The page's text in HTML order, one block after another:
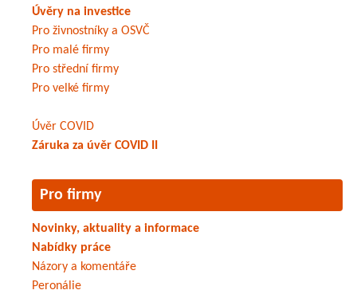
Úvěry na investice
Pro živnostníky a OSVČ
Pro malé firmy
Pro střední firmy
Pro velké firmy
Úvěr COVID
Záruka za úvěr COVID II
Pro firmy
Novinky, aktuality a informace
Nabídky práce
Názory a komentáře
Peronálie